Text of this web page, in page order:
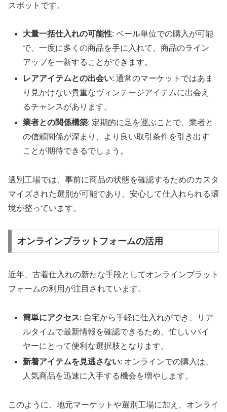
スポットです。
大量一括仕入れの可能性: ベール単位での購入が可能
で、一度に多くの商品を手に入れて、商品のライン
アップを一新することができます。
レアアイテムとの出会い: 通常のマーケットではあま
り見かけない貴重なヴィンテージアイテムに出会え
るチャンスがあります。
業者との関係構築: 定期的に足を運ぶことで、業者と
の信頼関係が深まり、より良い取引条件を引き出す
ことが期待できるでしょう。
選別工場では、事前に商品の状態を確認するためのカスタ
マイズされた選別が可能であり、安心して仕入れられる環
境が整っています。
オンラインプラットフォームの活用
近年、古着仕入れの新たな手段としてオンラインプラット
フォームの利用が注目されています。
簡単にアクセス: 自宅から手軽に仕入れができ、リア
ルタイムで最新情報を確認できるため、忙しいバイ
ヤーにとって便利な選択肢となります。
新着アイテムを見逃さない: オンラインでの購入は、
人気商品を迅速に入手する機会を増やします。
このように、地元マーケットや選別工場に加え、オンライ